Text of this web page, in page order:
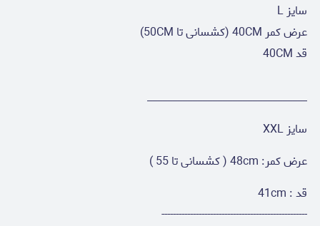
سایز L
عرض کمر 40CM (کشسانی تا 50CM)
قد 40CM
________________________________
سایز XXL
عرض کمر: 48cm ( کشسانی تا 55 )
قد : 41cm
---------------------------------------------------